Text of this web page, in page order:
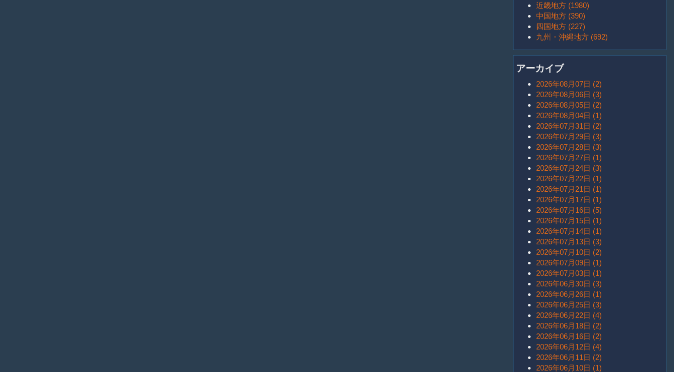
近畿地方 (1980)
中国地方 (390)
四国地方 (227)
九州・沖縄地方 (692)
アーカイブ
2026年08月07日 (2)
2026年08月06日 (3)
2026年08月05日 (2)
2026年08月04日 (1)
2026年07月31日 (2)
2026年07月29日 (3)
2026年07月28日 (3)
2026年07月27日 (1)
2026年07月24日 (3)
2026年07月22日 (1)
2026年07月21日 (1)
2026年07月17日 (1)
2026年07月16日 (5)
2026年07月15日 (1)
2026年07月14日 (1)
2026年07月13日 (3)
2026年07月10日 (2)
2026年07月09日 (1)
2026年07月03日 (1)
2026年06月30日 (3)
2026年06月26日 (1)
2026年06月25日 (3)
2026年06月22日 (4)
2026年06月18日 (2)
2026年06月16日 (2)
2026年06月12日 (4)
2026年06月11日 (2)
2026年06月10日 (1)